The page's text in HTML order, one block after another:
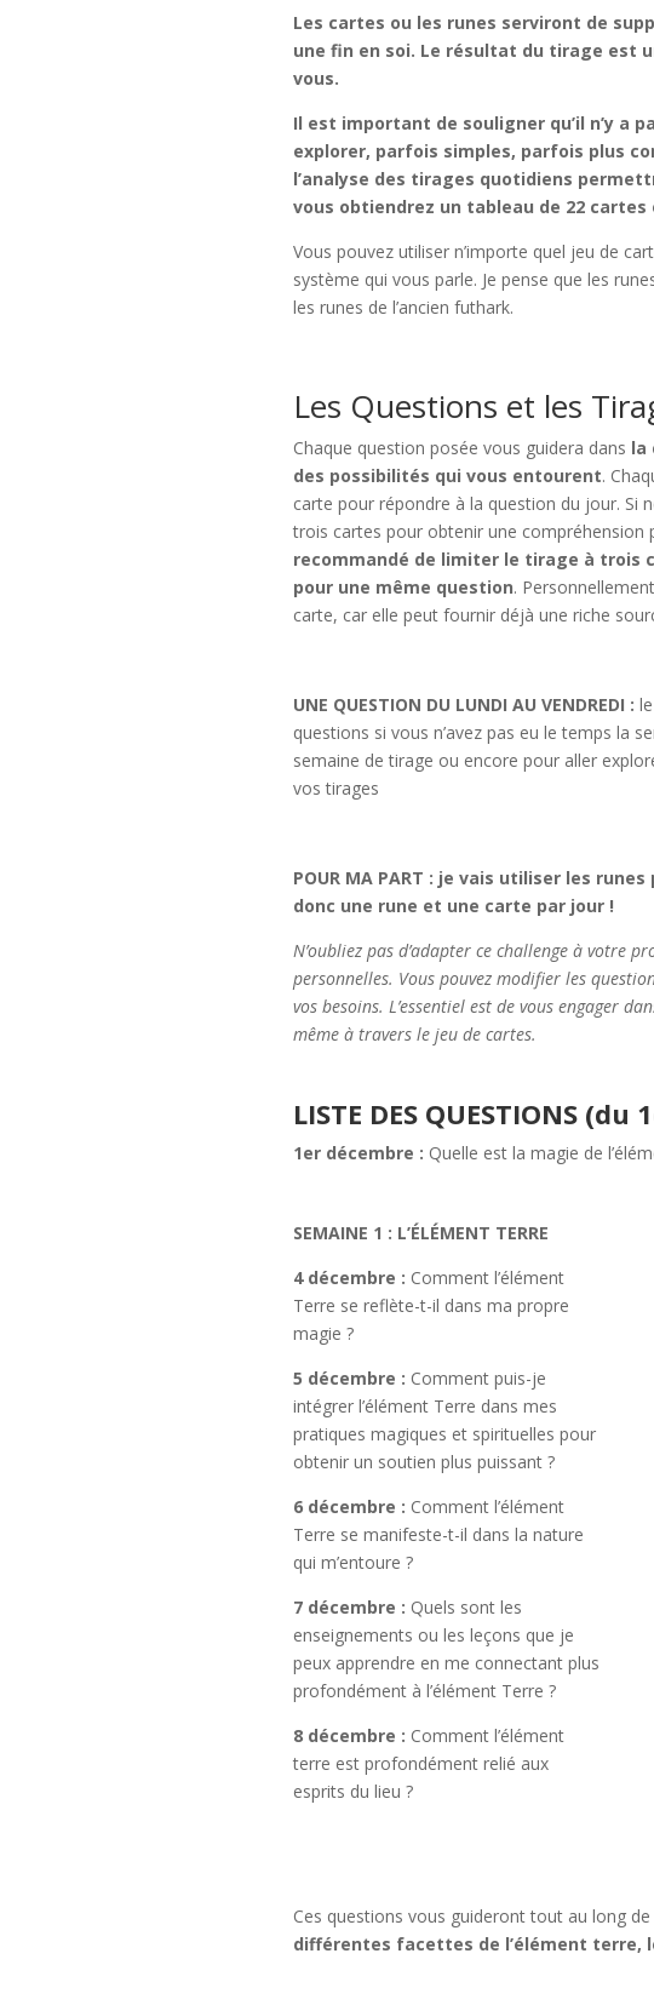
Les cartes ou les runes serviront de
une fin en soi. Le résultat du tirage est
vous.
Il est important de souligner qu’il n’y a
explorer, parfois simples, parfois plus
l’analyse des tirages quotidiens
vous obtiendrez un tableau de 22
Vous pouvez utiliser n’importe quel jeu de
système qui vous parle. Je pense que les
les runes de l’ancien futhark.
Les Questions et les
Chaque question posée vous guidera dans la
des possibilités qui vous entourent.
carte pour répondre à la question du jour. Si
trois cartes pour obtenir une compréhension
recommandé de limiter le tirage à trois
pour une même question.
carte, car elle peut fournir déjà une riche
UNE QUESTION DU LUNDI AU VENDREDI :
questions si vous n’avez pas eu le temps la
semaine de tirage ou encore pour aller
vos tirages
POUR MA PART : je vais utiliser les
donc une rune et une carte par jour !
N’oubliez pas d’adapter ce challenge à votre
personnelles. Vous pouvez modifier les
vos besoins. L’essentiel est de vous engager
même à travers le jeu de cartes.
LISTE DES QUESTIONS
1er décembre : Quelle est la magie de
SEMAINE 1 : L’ÉLÉMENT TERRE
4 décembre : Comment l’élément
Terre se reflète-t-il dans ma propre
magie ?
5 décembre : Comment puis-je
intégrer l’élément Terre dans mes
pratiques magiques et spirituelles pour
obtenir un soutien plus puissant ?
6 décembre : Comment l’élément
Terre se manifeste-t-il dans la nature
qui m’entoure ?
7 décembre : Quels sont les
enseignements ou les leçons que je
peux apprendre en me connectant plus
profondément à l’élément Terre ?
8 décembre : Comment l’élément
terre est profondément relié aux
esprits du lieu ?
Ces questions vous guideront tout au long
différentes facettes de l’élément terre,